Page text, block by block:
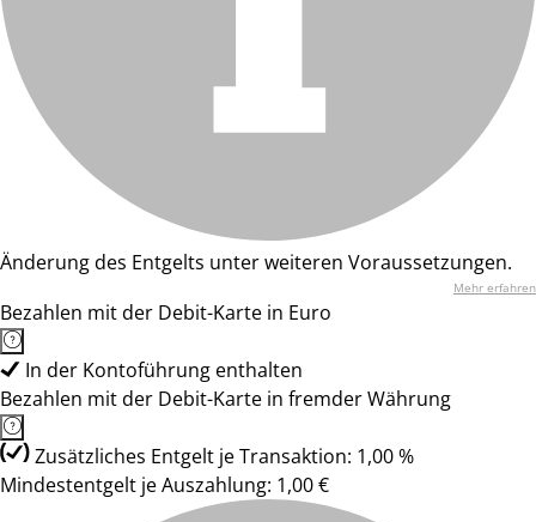
Änderung des Entgelts unter weiteren Voraussetzungen.
Mehr erfahren
Bezahlen mit der Debit-Karte in Euro
In der Kontoführung enthalten
Bezahlen mit der Debit-Karte in fremder Währung
Zusätzliches Entgelt je Transaktion: 1,00 %
Mindestentgelt je Auszahlung: 1,00 €